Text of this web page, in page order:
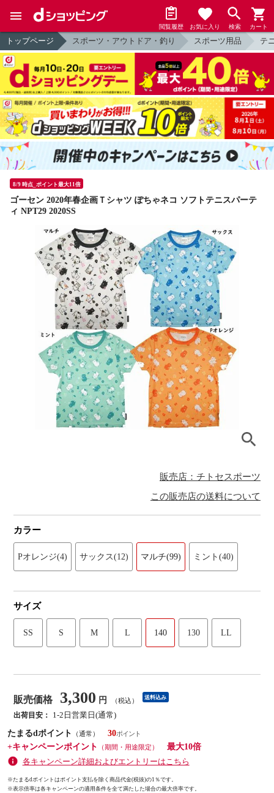
閲覧履歴 お気に入り 検索 カート
トップページ スポーツ・アウトドア・釣り スポーツ用品 テ
8/9 時点_ポイント最大11倍
ゴーセン 2020年春企画Ｔシャツ ぽちゃネコ ソフトテニスパーテ
ィ NPT29 2020SS
販売店：チトセスポーツ
この販売店の送料について
カラー
Pオレンジ(4) サックス(12) マルチ(99) ミント(40)
サイズ
SS S M L 140 130 LL
販売価格 3,300 円 （税込） 送料込み
出荷目安：
1-2日営業日(通常)
たまるdポイント
（通常）
30
+キャンペーンポイント
（期間・用途限定）
最大10倍
各キャンペーン詳細およびエントリーはこちら
※たまるdポイントはポイント支払を除く商品代金(税抜)の1％です。
※表示倍率は各キャンペーンの適用条件を全て満たした場合の最大倍率です。